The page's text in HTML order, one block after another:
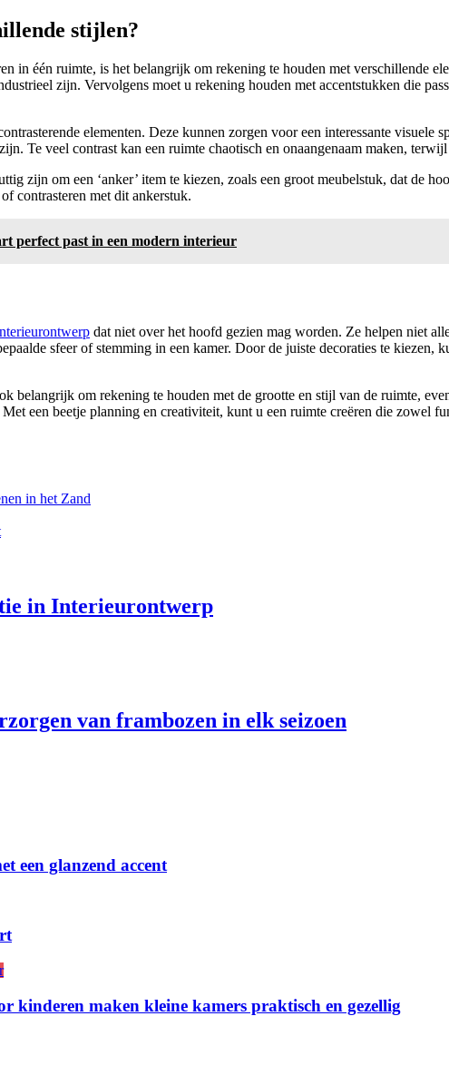
stijlen?
in één ruimte, is het belangrijk om rekening te houden met verschillende
zijn. Vervolgens moet u rekening houden met accentstukken die
elementen. Deze kunnen zorgen voor een interessante
Te veel contrast kan een ruimte chaotisch en onaangenaam maken,
zijn om een ‘anker’ item te kiezen, zoals een groot meubelstuk, dat de
contrasteren met dit ankerstuk.
perfect past in een modern interieur
dat niet over het hoofd gezien mag worden. Ze helpen niet
sfeer of stemming in een kamer. Door de juiste decoraties te
belangrijk om rekening te houden met de grootte en stijl van de ruimte,
een beetje planning en creativiteit, kunt u een ruimte creëren die zowel
in het Zand
in Interieurontwerp
van frambozen in elk seizoen
een glanzend accent
kinderen maken kleine kamers praktisch en gezellig